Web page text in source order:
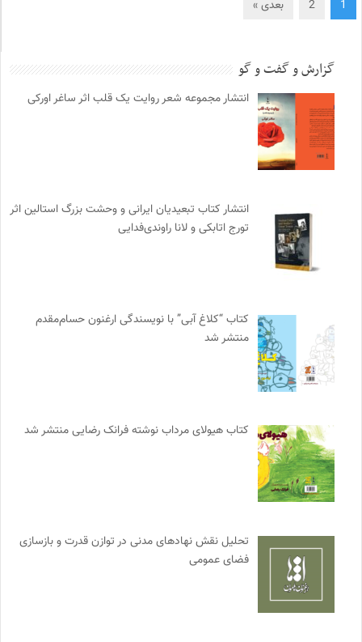
1
2 بعدی »
گزارش و گفت و گو
انتشار مجموعه شعر روایت یک قلب اثر ساغر اورکی
انتشار کتاب تبعیدیان ایرانی و وحشت بزرگ استالین اثر
تورج اتابکی و لانا راوندی‌فدایی
کتاب “کلاغ آبی” با نویسندگی ارغنون حسام‌مقدم
منتشر شد
کتاب هیولای مرداب نوشته فرانک رضایی منتشر شد
تحلیل نقش نهادهای مدنی در توازن قدرت و بازسازی
فضای عمومی